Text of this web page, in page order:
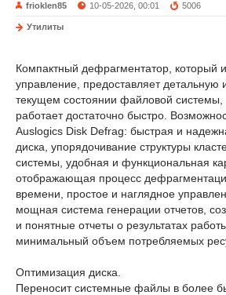
frioklen85 10-05-2026, 00:01 5006
Утилиты
Компактный дефрагментатор, который
управление, предоставляет
текущем состоянии файловой системы,
работает достаточно быстро.
Auslogics Disk Defrag: быстрая и
диска, упорядочивание структуры
системы, удобная и функциональная
отображающая процесс
времени, простое и наглядное
мощная система генерации отчетов,
и понятные отчеты о результатах
минимальный объем потребляемых
Оптимизация диска.
Переносит системные файлы в более